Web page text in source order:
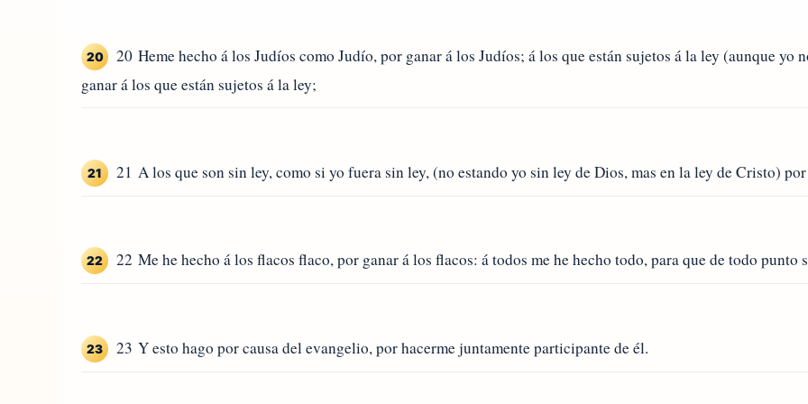
20
20 Heme hecho á los Judíos como Judío, por ganar á los Judíos; á los que están sujetos á la ley (aunque yo
ganar á los que están sujetos á la ley;
21 21 A los que son sin ley, como si yo fuera sin ley, (no estando yo sin ley de Dios, mas en la ley de Cristo)
22 22 Me he hecho á los flacos flaco, por ganar á los flacos: á todos me he hecho todo, para que de todo punto
23 23 Y esto hago por causa del evangelio, por hacerme juntamente participante de él.